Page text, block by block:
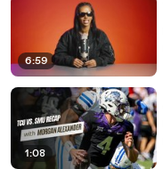
6:59
1:08